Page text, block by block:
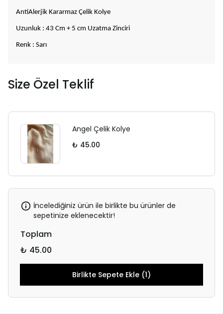
AntiAlerjik Kararmaz Çelik Kolye
Uzunluk : 43 Cm + 5 cm Uzatma Zinciri
Renk : Sarı
Size Özel Teklif
Angel Çelik Kolye
₺ 45.00
İncelediğiniz ürün ile birlikte bu ürünler de
sepetinize eklenecektir!
Toplam
₺ 45.00
Birlikte Sepete Ekle (1)